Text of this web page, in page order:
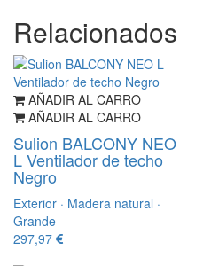
Relacionados
AÑADIR AL CARRO
AÑADIR AL CARRO
Sulion BALCONY NEO
L Ventilador de techo
Negro
Exterior · Madera natural ·
Grande
297,97